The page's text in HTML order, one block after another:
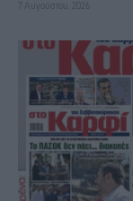
7 Αυγούστου, 2026